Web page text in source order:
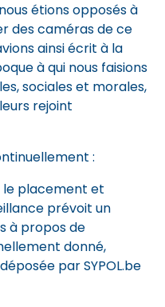
étions opposés à
des caméras de ce
ainsi écrit à la
à qui nous faisions
sociales et morales,
rejoint
:
le placement et
prévoit un
à propos de
donné,
par SYPOL.be